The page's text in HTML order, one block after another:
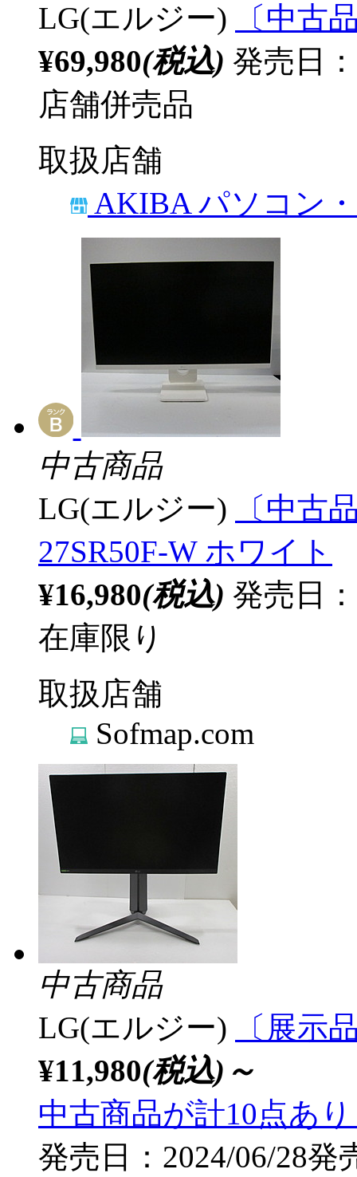
LG(エルジー)
〔中古
¥69,980(税込) 発売日
店舗併売品
取扱店舗
AKIBA パソコン
中古商品
LG(エルジー)
〔中古
27SR50F-W ホワイト
¥16,980(税込) 発売日
在庫限り
取扱店舗
Sofmap.com
中古商品
LG(エルジー)
〔展示
¥11,980(税込)～
中古商品が計10点あ
発売日：2024/06/28発